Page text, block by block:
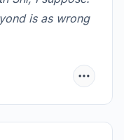
is as wrong